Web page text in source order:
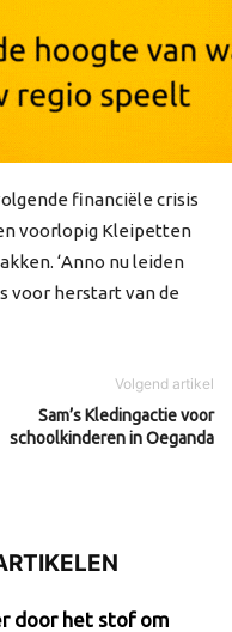
financiële crisis
voorlopig Kleipetten
‘Anno nu leiden
voor herstart van de
Volgend artikel
Sam’s Kledingactie voor
schoolkinderen in Oeganda
door het stof om